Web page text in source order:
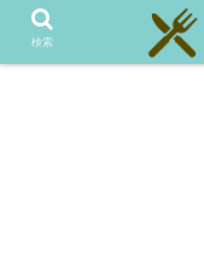
メニュー
検索